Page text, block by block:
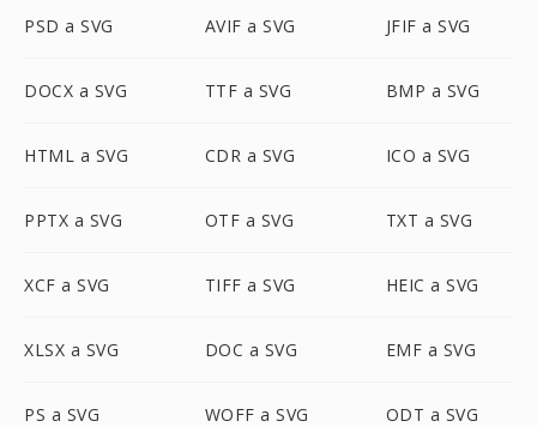
PSD a SVG AVIF a SVG JFIF a SVG
DOCX a SVG TTF a SVG BMP a SVG
HTML a SVG CDR a SVG ICO a SVG
PPTX a SVG OTF a SVG TXT a SVG
XCF a SVG TIFF a SVG HEIC a SVG
XLSX a SVG DOC a SVG EMF a SVG
PS a SVG WOFF a SVG ODT a SVG